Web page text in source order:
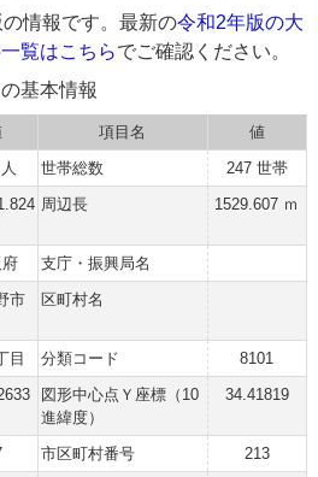
情報です。最新の令和2年版の大
覧はこちらでご確認ください。
基本情報
項目名
値
世帯総数
247 世帯
周辺長 1529.607 ｍ
支庁・振興局名
市 区町村名
目 分類コード
8101
図形中心点Ｙ座標（10
進緯度）
34.41819
市区町村番号 213